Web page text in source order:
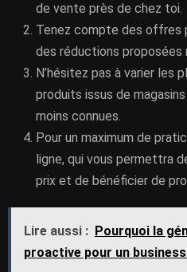
de vente près de chez toi.
Tenez compte des offres
des réductions proposées
N’hésitez pas à varier les
produits issus de
moins connues.
Pour un maximum de
ligne, qui vous permettra
prix et de bénéficier de
Lire aussi : Pourquoi la
proactive pour un